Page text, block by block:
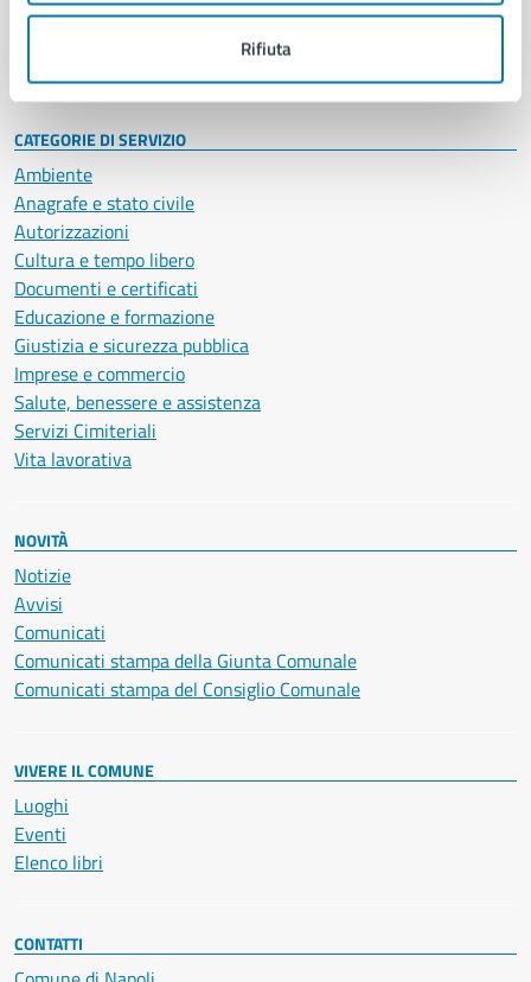
Rifiuta
Intranet, posta aziendale e protocollo
CATEGORIE DI SERVIZIO
Ambiente
Anagrafe e stato civile
Autorizzazioni
Cultura e tempo libero
Documenti e certificati
Educazione e formazione
Giustizia e sicurezza pubblica
Imprese e commercio
Salute, benessere e assistenza
Servizi Cimiteriali
Vita lavorativa
NOVITÀ
Notizie
Avvisi
Comunicati
Comunicati stampa della Giunta Comunale
Comunicati stampa del Consiglio Comunale
VIVERE IL COMUNE
Luoghi
Eventi
Elenco libri
CONTATTI